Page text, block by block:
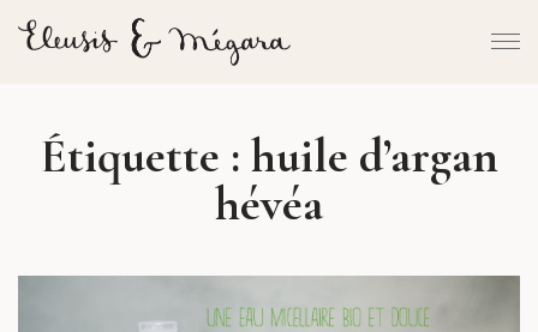
Étiquette : huile d’argan
hévéa